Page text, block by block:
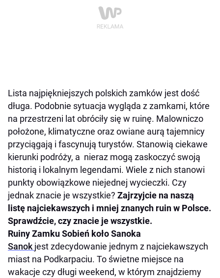
Lista najpiękniejszych polskich zamków jest dość
długa. Podobnie sytuacja wygląda z zamkami, które
na przestrzeni lat obróciły się w ruinę. Malowniczo
położone, klimatyczne oraz owiane aurą tajemnicy
przyciągają i fascynują turystów. Stanowią ciekawe
kierunki podróży, a nieraz mogą zaskoczyć swoją
historią i lokalnym legendami. Wiele z nich stanowi
punkty obowiązkowe niejednej wycieczki. Czy
jednak znacie je wszystkie? Zajrzyjcie na naszą
listę najciekawszych i mniej znanych ruin w Polsce.
Sprawdźcie, czy znacie je wszystkie.
Ruiny Zamku Sobień koło Sanoka
Sanok jest zdecydowanie jednym z najciekawszych
miast na Podkarpaciu. To świetne miejsce na
wakacje czy długi weekend, w którym znajdziemy